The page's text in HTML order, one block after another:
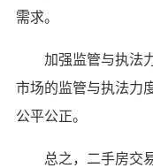
需求。
加强监管与执法力
市场的监管与执法力
公平公正。
总之，二手房交易